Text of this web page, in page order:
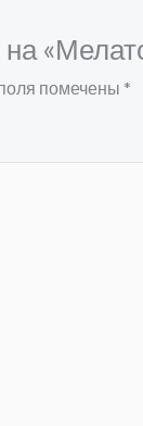
на
помечены *